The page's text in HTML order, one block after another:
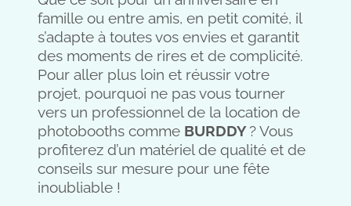
famille ou entre amis, en petit comité, il
s’adapte à toutes vos envies et garantit
des moments de rires et de complicité.
Pour aller plus loin et réussir votre
projet, pourquoi ne pas vous tourner
vers un professionnel de la location de
photobooths comme BURDDY? Vous
profiterez d’un matériel de qualité et de
conseils sur mesure pour une fête
inoubliable !